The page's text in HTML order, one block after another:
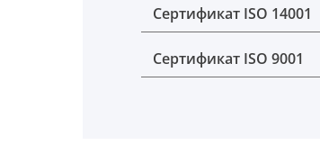
Сертификат ISO 14001
Сертификат ISO 9001